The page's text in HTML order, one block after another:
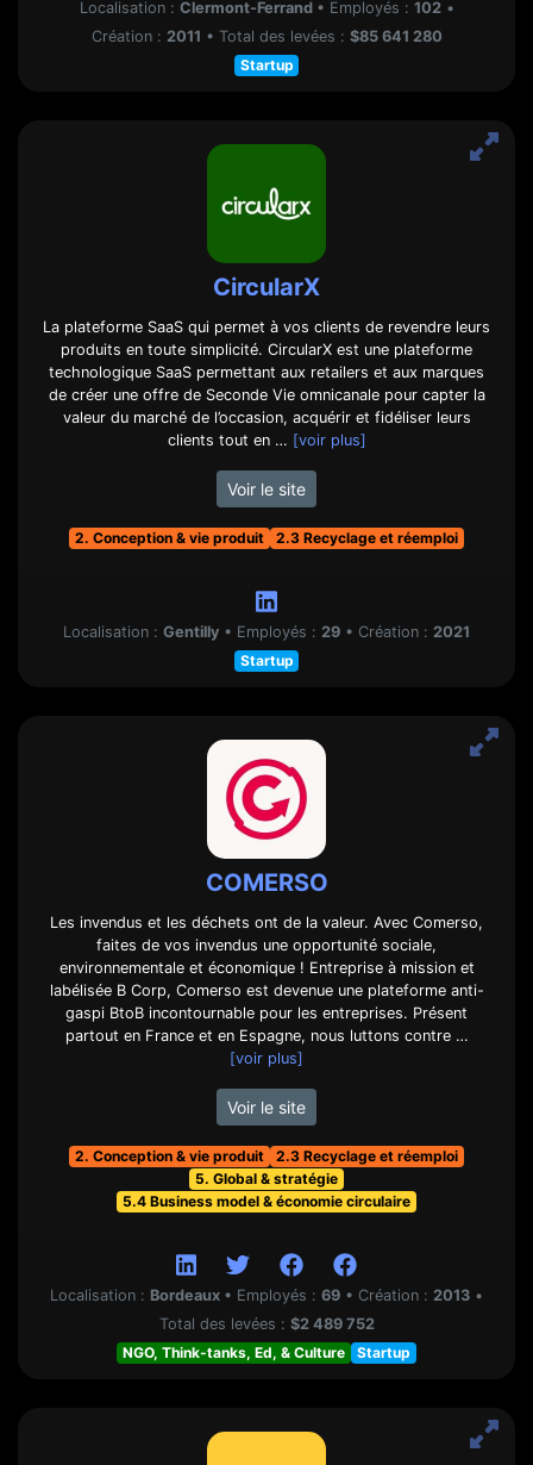
Localisation : Clermont-Ferrand • Employés : 102 •
Création : 2011 • Total des levées : $85 641 280
Startup
CircularX
La plateforme SaaS qui permet à vos clients de revendre leurs
produits en toute simplicité. CircularX est une plateforme
technologique SaaS permettant aux retailers et aux marques
de créer une offre de Seconde Vie omnicanale pour capter la
valeur du marché de l’occasion, acquérir et fidéliser leurs
clients tout en … [voir plus]
Voir le site
2. Conception & vie produit 2.3 Recyclage et réemploi
Localisation : Gentilly • Employés : 29 • Création : 2021
Startup
COMERSO
Les invendus et les déchets ont de la valeur. Avec Comerso,
faites de vos invendus une opportunité sociale,
environnementale et économique ! Entreprise à mission et
labélisée B Corp, Comerso est devenue une plateforme anti-
gaspi BtoB incontournable pour les entreprises. Présent
partout en France et en Espagne, nous luttons contre …
[voir plus]
Voir le site
2. Conception & vie produit
2.3 Recyclage et réemploi
5. Global & stratégie
5.4 Business model & économie circulaire
Localisation : Bordeaux • Employés : 69 • Création : 2013 •
Total des levées : $2 489 752
NGO, Think-tanks, Ed, & Culture
Startup